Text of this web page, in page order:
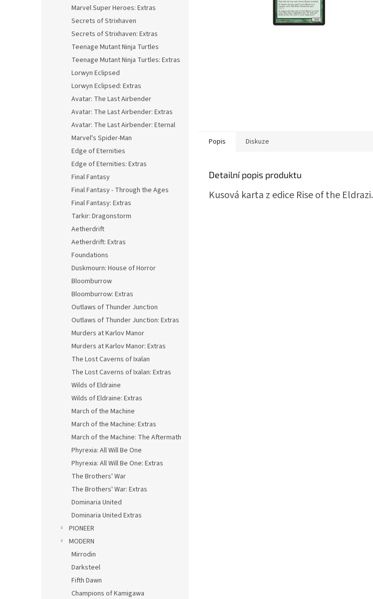
Marvel Super Heroes: Extras
Secrets of Strixhaven
Secrets of Strixhaven: Extras
Teenage Mutant Ninja Turtles
Teenage Mutant Ninja Turtles: Extras
Lorwyn Eclipsed
Lorwyn Eclipsed: Extras
Avatar: The Last Airbender
Avatar: The Last Airbender: Extras
Avatar: The Last Airbender: Eternal
Marvel's Spider-Man
Edge of Eternities
Edge of Eternities: Extras
Final Fantasy
Final Fantasy - Through the Ages
Final Fantasy: Extras
Tarkir: Dragonstorm
Aetherdrift
Aetherdrift: Extras
Foundations
Duskmourn: House of Horror
Bloomburrow
Bloomburrow: Extras
Outlaws of Thunder Junction
Outlaws of Thunder Junction: Extras
Murders at Karlov Manor
Murders at Karlov Manor: Extras
The Lost Caverns of Ixalan
The Lost Caverns of Ixalan: Extras
Wilds of Eldraine
Wilds of Eldraine: Extras
March of the Machine
March of the Machine: Extras
March of the Machine: The Aftermath
Phyrexia: All Will Be One
Phyrexia: All Will Be One: Extras
The Brothers' War
The Brothers' War: Extras
Dominaria United
Dominaria United Extras
PIONEER
MODERN
Mirrodin
Darksteel
Fifth Dawn
Champions of Kamigawa
Popis Diskuze
Detailní popis produktu
Kusová karta z edice Rise of the Eldrazi.